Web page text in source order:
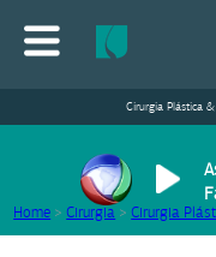
Cirurgia Plástica
Home >Cirurgia >Cirurgia